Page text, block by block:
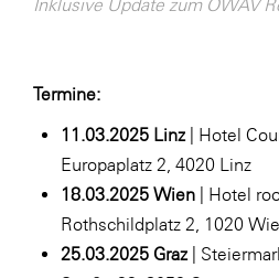
Inklusive Update zum ÖWAV
Termine:
11.03.2025 Linz | Hotel
Europaplatz 2, 4020 Linz
18.03.2025 Wien | Hotel
Rothschildplatz 2, 1020
25.03.2025 Graz |